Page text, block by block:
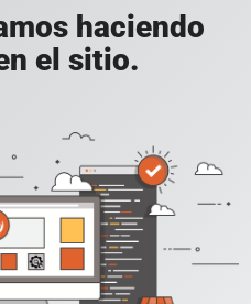
haciendo
el sitio.